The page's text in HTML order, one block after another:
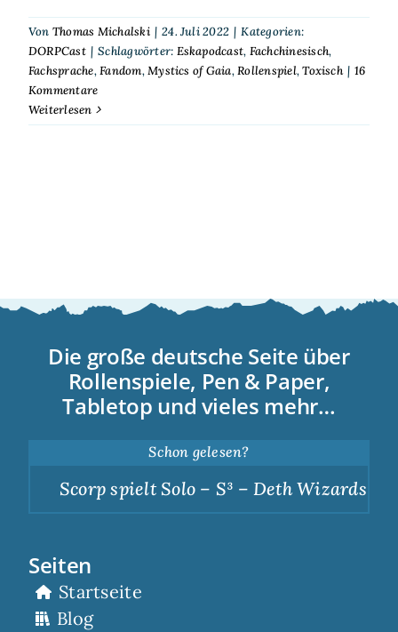
Von Thomas Michalski | 24. Juli 2022 | Kategorien:
DORPCast | Schlagwörter: Eskapodcast, Fachchinesisch,
Fachsprache,Fandom,Mystics of Gaia,Rollenspiel,Toxisch | 16
Kommentare
Weiterlesen
Die große deutsche Seite über
Rollenspiele, Pen & Paper,
Tabletop und vieles mehr…
Schon gelesen?
Scorp spielt Solo – S³ – Deth Wizards –
Seiten
Startseite
Blog